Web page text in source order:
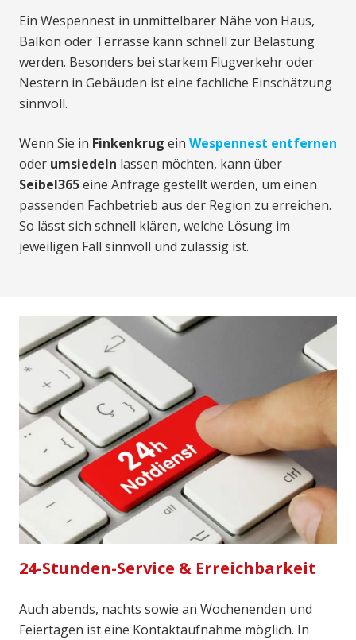
Ein Wespennest in unmittelbarer Nähe von Haus,
Balkon oder Terrasse kann schnell zur Belastung
werden. Besonders bei starkem Flugverkehr oder
Nestern in Gebäuden ist eine fachliche Einschätzung
sinnvoll.
Wenn Sie in Finkenkrug ein Wespennest entfernen
oder umsiedeln lassen möchten, kann über
Seibel365eine Anfrage gestellt werden, um einen
passenden Fachbetrieb aus der Region zu erreichen.
So lässt sich schnell klären, welche Lösung im
jeweiligen Fall sinnvoll und zulässig ist.
24-Stunden-Service & Erreichbarkeit
Auch abends, nachts sowie an Wochenenden und
Feiertagen ist eine Kontaktaufnahme möglich. In